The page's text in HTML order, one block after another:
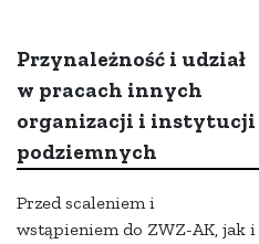
Przynależność i udział
w pracach innych
organizacji i instytucji
podziemnych
Przed scaleniem i
wstąpieniem do ZWZ-AK, jak i